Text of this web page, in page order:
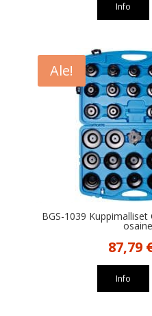
Info
Ale!
BGS-1039
87,79
Info